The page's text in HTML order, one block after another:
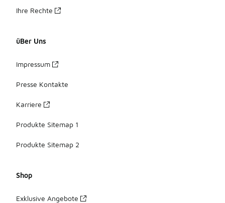
Ihre Rechte
üBer Uns
Impressum
Presse Kontakte
Karriere
Produkte Sitemap 1
Produkte Sitemap 2
Shop
Exklusive Angebote